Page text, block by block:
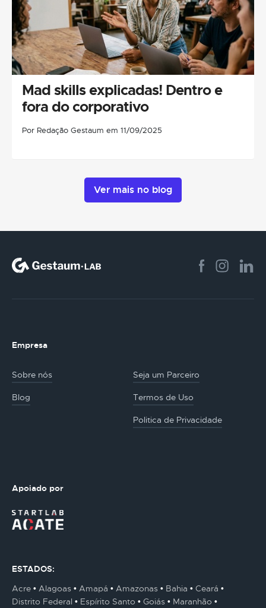
Mad skills explicadas! Dentro e
fora do corporativo
Por Redação Gestaum em 11/09/2025
Ver mais no blog
Empresa
Sobre nós Seja um Parceiro
Blog Termos de Uso
Politica de Privacidade
Apoiado por
ESTADOS:
Acre
Alagoas Amapá Amazonas Bahia
Ceará
Distrito Federal
Espírito Santo Goiás Maranhão